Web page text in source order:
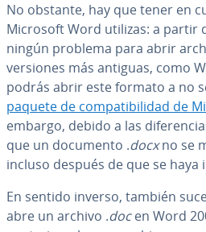
No obstante, hay que tener en
Microsoft Word utilizas: a partir
ningún problema para abrir
versiones más antiguas, como
podrás abrir este formato a no
paquete de co­m­pa­ti­bi­li­dad de
embargo, debido a las
que un documento .docxno se
incluso después de que se
En sentido inverso, también
abre un archivo .docen Word